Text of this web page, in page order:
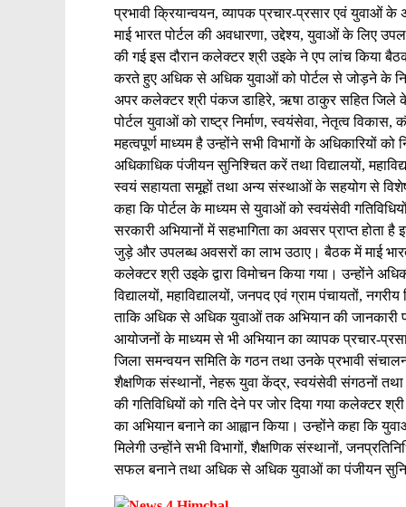
प्रभावी क्रियान्वयन, व्यापक प्रचार-प्रसार एवं
माई भारत पोर्टल की अवधारणा, उद्देश्य, युवाओं के लिए
की गई इस दौरान कलेक्टर श्री उइके ने एप लांच किया
करते हुए अधिक से अधिक युवाओं को पोर्टल से जोड़ने के
अपर कलेक्टर श्री पंकज डाहिरे, ऋषा ठाकुर सहित जिले
पोर्टल युवाओं को राष्ट्र निर्माण, स्वयंसेवा, नेतृत्व
महत्वपूर्ण माध्यम है उन्होंने सभी विभागों के अधिकारियों
अधिकाधिक पंजीयन सुनिश्चित करें तथा विद्यालयों,
स्वयं सहायता समूहों तथा अन्य संस्थाओं के सहयोग से
कहा कि पोर्टल के माध्यम से युवाओं को स्वयंसेवी
सरकारी अभियानों में सहभागिता का अवसर प्राप्त
जुड़े और उपलब्ध अवसरों का लाभ उठाए। बैठक में माई
कलेक्टर श्री उइके द्वारा विमोचन किया गया। उन्होंने
विद्यालयों, महाविद्यालयों, जनपद एवं ग्राम पंचायतों,
ताकि अधिक से अधिक युवाओं तक अभियान की जानकारी
आयोजनों के माध्यम से भी अभियान का व्यापक प्रचार-
जिला समन्वयन समिति के गठन तथा उनके प्रभावी संचालन
शैक्षणिक संस्थानों, नेहरू युवा केंद्र, स्वयंसेवी संगठनों
की गतिविधियों को गति देने पर जोर दिया गया कलेक्टर
का अभियान बनाने का आह्वान किया। उन्होंने कहा कि
मिलेगी उन्होंने सभी विभागों, शैक्षणिक संस्थानों,
सफल बनाने तथा अधिक से अधिक युवाओं का पंजीयन